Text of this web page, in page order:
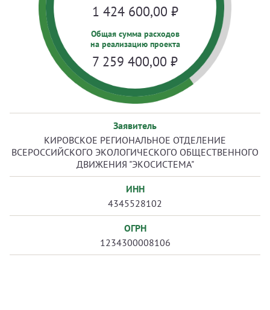
1 424 600,00 ₽
Общая сумма расходов
на реализацию проекта
7 259 400,00 ₽
Заявитель
КИРОВСКОЕ РЕГИОНАЛЬНОЕ ОТДЕЛЕНИЕ
ВСЕРОССИЙСКОГО ЭКОЛОГИЧЕСКОГО ОБЩЕСТВЕННОГО
ДВИЖЕНИЯ "ЭКОСИСТЕМА"
ИНН
4345528102
ОГРН
1234300008106